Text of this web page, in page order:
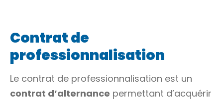
Contrat de
professionnalisation
Le contrat de professionnalisation est un
contrat d’alternance permettant d’acquérir